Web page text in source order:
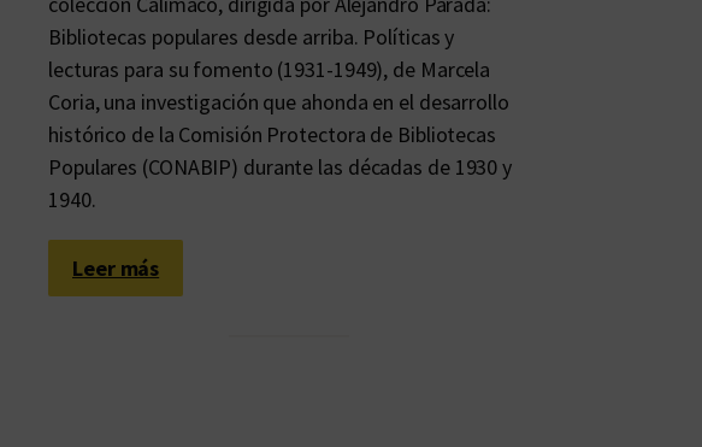
Bibliotecas populares desde arriba. Políticas y
lecturas para su fomento (1931-1949), de Marcela
Coria, una investigación que ahonda en el desarrollo
histórico de la Comisión Protectora de Bibliotecas
Populares (CONABIP) durante las décadas de 1930 y
1940.
Leer más:
B